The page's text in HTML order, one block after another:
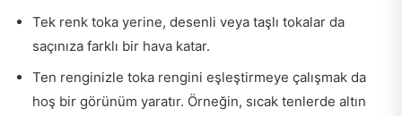
Tek renk toka yerine, desenli veya taşlı tokalar da
saçınıza farklı bir hava katar.
Ten renginizle toka rengini eşleştirmeye çalışmak da
hoş bir görünüm yaratır. Örneğin, sıcak tenlerde altın